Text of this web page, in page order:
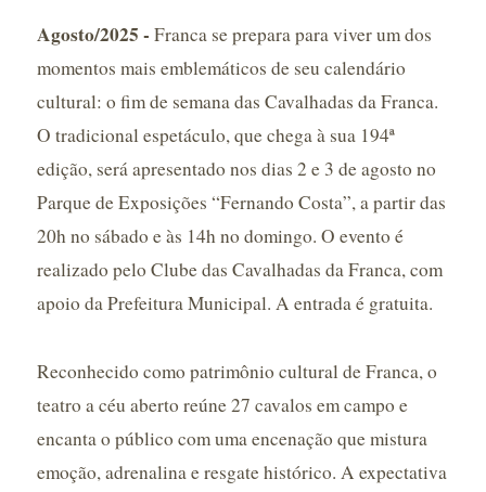
Agosto/2025 - Franca se prepara para viver um dos
momentos mais emblemáticos de seu calendário
cultural: o fim de semana das Cavalhadas da Franca.
O tradicional espetáculo, que chega à sua 194ª
edição, será apresentado nos dias 2 e 3 de agosto no
Parque de Exposições “Fernando Costa”, a partir das
20h no sábado e às 14h no domingo. O evento é
realizado pelo Clube das Cavalhadas da Franca, com
apoio da Prefeitura Municipal. A entrada é gratuita.
Reconhecido como patrimônio cultural de Franca, o
teatro a céu aberto reúne 27 cavalos em campo e
encanta o público com uma encenação que mistura
emoção, adrenalina e resgate histórico. A expectativa